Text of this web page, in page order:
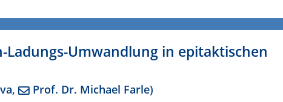
Ladungs-Umwandlung in epitaktischen
, Prof. Dr. Michael Farle)